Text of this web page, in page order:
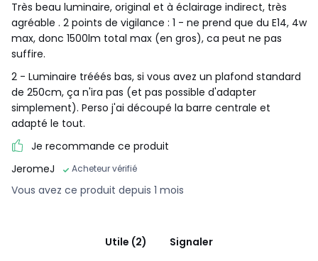
Très beau luminaire, original et à éclairage indirect, très
agréable . 2 points de vigilance : 1 - ne prend que du E14, 4w
max, donc 1500lm total max (en gros), ca peut ne pas
suffire.
2 - Luminaire trééés bas, si vous avez un plafond standard
de 250cm, ça n'ira pas (et pas possible d'adapter
simplement). Perso j'ai découpé la barre centrale et
adapté le tout.
Je recommande ce produit
JeromeJ
Acheteur vérifié
Vous avez ce produit depuis 1 mois
Utile (2) Signaler